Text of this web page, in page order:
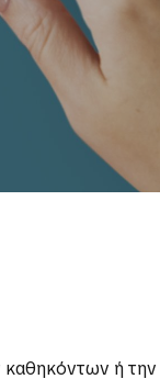
καθηκόντων ή